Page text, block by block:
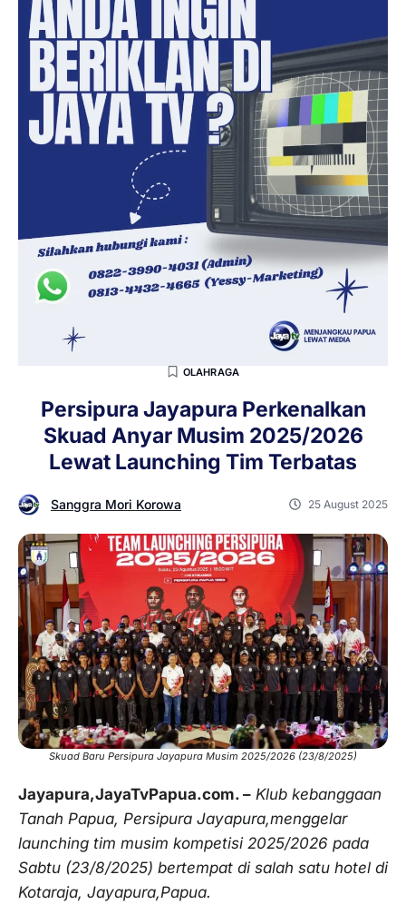
OLAHRAGA
Persipura Jayapura Perkenalkan
Skuad Anyar Musim 2025/2026
Lewat Launching Tim Terbatas
Sanggra Mori Korowa 25 August 2025
Skuad Baru Persipura Jayapura Musim 2025/2026 (23/8/2025)
Jayapura,JayaTvPapua.com. – Klub kebanggaan
Tanah Papua, Persipura Jayapura,menggelar
launching tim musim kompetisi 2025/2026 pada
Sabtu (23/8/2025) bertempat di salah satu hotel di
Kotaraja, Jayapura,Papua.